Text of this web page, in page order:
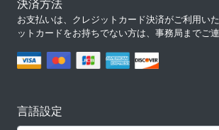
決済方法
お支払いは、クレジットカード決済がご利用い
ットカードをお持ちでない方は、事務局までご連
言語設定